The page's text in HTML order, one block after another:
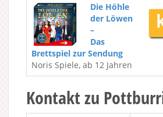
Die Höhle
der Löwen
–
Das
Brettspiel zur Sendung
Noris Spiele, ab 12 Jahren
Kontakt zu